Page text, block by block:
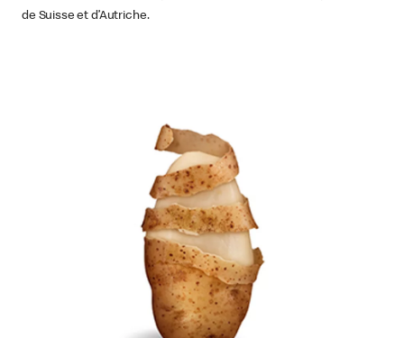
de Suisse et d’Autriche.